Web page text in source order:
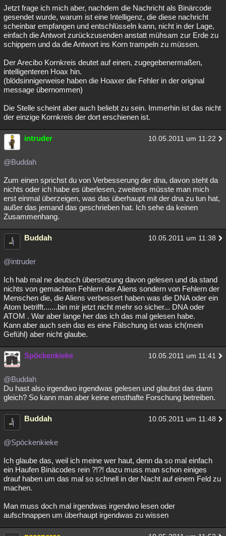
Jetzt frage ich mich aber, nachdem die Nachricht als Binärcode
gesendet wurde, warum ist eine Intelligenz, die diese nachricht
scheinbar empfangen und entschlüsseln kann, nicht in der Lage,
einfach die Antwort zurückzusenden anstatt mühsam zur Erde zu
schippern und da die Antwort ins Korn trampeln zu müssen.
Der Arecibo Kornkreis deutet auf einen, zugegebenermaßen,
intelligenteren Hoax hin.
(blödsinnigerweise haben die Hoaxer die Fehler in der original
message übernommen)
Die Stelle scheint aber auch beliebt zu sein. Immerhin ist das nicht
der einzige Kornkreis der dort erschienen ist.
intruder 10.05.2011 um 11:22
@Buddah
Zum einen sprichst du von Verbesserung der dna, davon steht da
nichts oder ich habe es überlesen, zweitens müsste man mich
erst einmal überzeigen, was das überhaupt mit der dna zu tun hat,
außer das jemand das geschrieben hat. Ich sehe da keinen
Zusammenhang.
Buddah 10.05.2011 um 11:38
@intruder
Ich hab mal ne deutsch übersetzung davon gelesen und da stand
nichts von gemachten Fehlern der Aliens sondern von Fehlern der
Menschen die, die Aliens verbessert haben was die DNA oder ein
Atom betrifft.......bin mir jetzt nicht mehr so sicher... DNA oder
ATOM . War aber lange her das ich das mal gelesen habe.
Kann aber auch sein das es eine Fälschung ist was ich(mein
Gefühl) aber nicht glaube.
Spöckenkieke 10.05.2011 um 11:41
@Buddah
Du hast also irgendwo irgendwas gelesen und glaubst das dann
gleich? So kann man aber keine ernsthafte Forschung betreiben.
Buddah 10.05.2011 um 11:48
@Spöckenkieke
Ich glaube das, weil ich meine wer haut, denn da so mal einfach
ein Haufen Binäcodes rein ?!?! dazu muss man schon einiges
drauf haben um das mal so schnell in der Nacht auf einem Feld zu
machen.
Man muss doch mal irgendwas irgendwo lesen oder
aufschnappen um überhaupt irgendwas zu wissen